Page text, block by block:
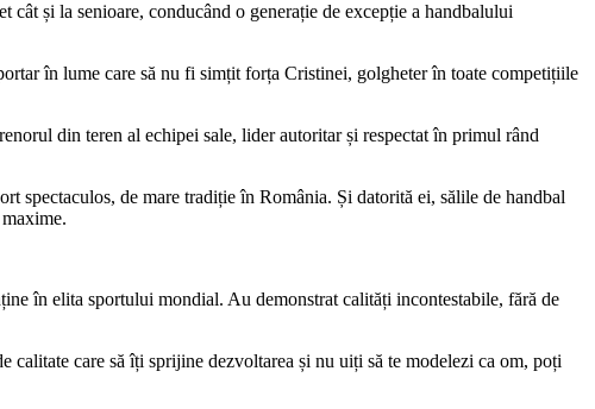
și la senioare, conducând o generație de excepție a handbalului
în lume care să nu fi simțit forța Cristinei, golgheter în toate competițiile
din teren al echipei sale, lider autoritar și respectat în primul rând
spectaculos, de mare tradiție în România. Și datorită ei, sălile de handbal
în elita sportului mondial. Au demonstrat calități incontestabile, fără de
calitate care să îți sprijine dezvoltarea și nu uiți să te modelezi ca om, poți